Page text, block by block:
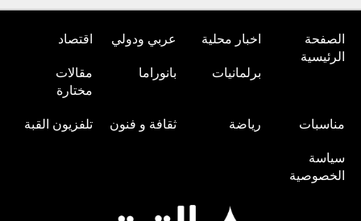
الصفحة
الرئيسية
اخبار محلية عربي ودولي اقتصاد
برلمانيات بانوراما
مقالات
مختارة
مناسبات رياضة ثقافة و فنون تلفزيون القبة
سياسة
الخصوصية